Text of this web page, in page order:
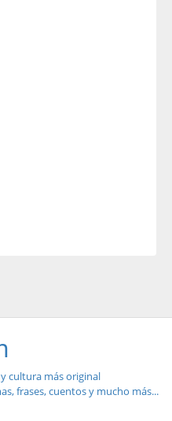
cultura más original
frases, cuentos y mucho más...